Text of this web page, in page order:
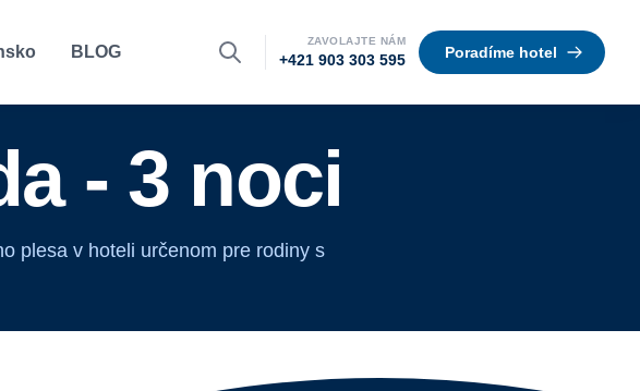
BLOG
ZAVOLAJTE NÁM
+421 903 303 595 Poradíme hotel
- 3 noci
plesa v hoteli určenom pre rodiny s